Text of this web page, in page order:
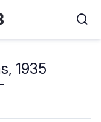
1935